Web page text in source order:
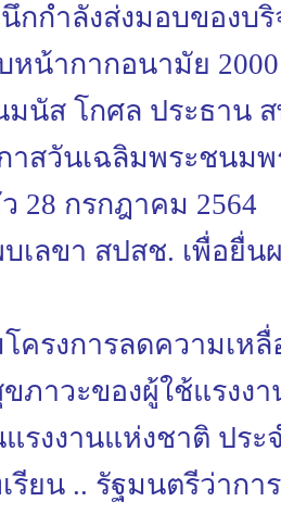
กกำลังส่งมอบของบ
น้ากากอนามัย
นัส โกศล ประธาน
าสวันเฉลิมพระชนม
28 กรกฎาคม 2564
เลขา สปสช. เพื่อยื่น
ครงการลดความเห
ภาวะของผู้ใช้แรงงา
รงงานแห่งชาติ ประ
รียน .. รัฐมนตรีว่ากา